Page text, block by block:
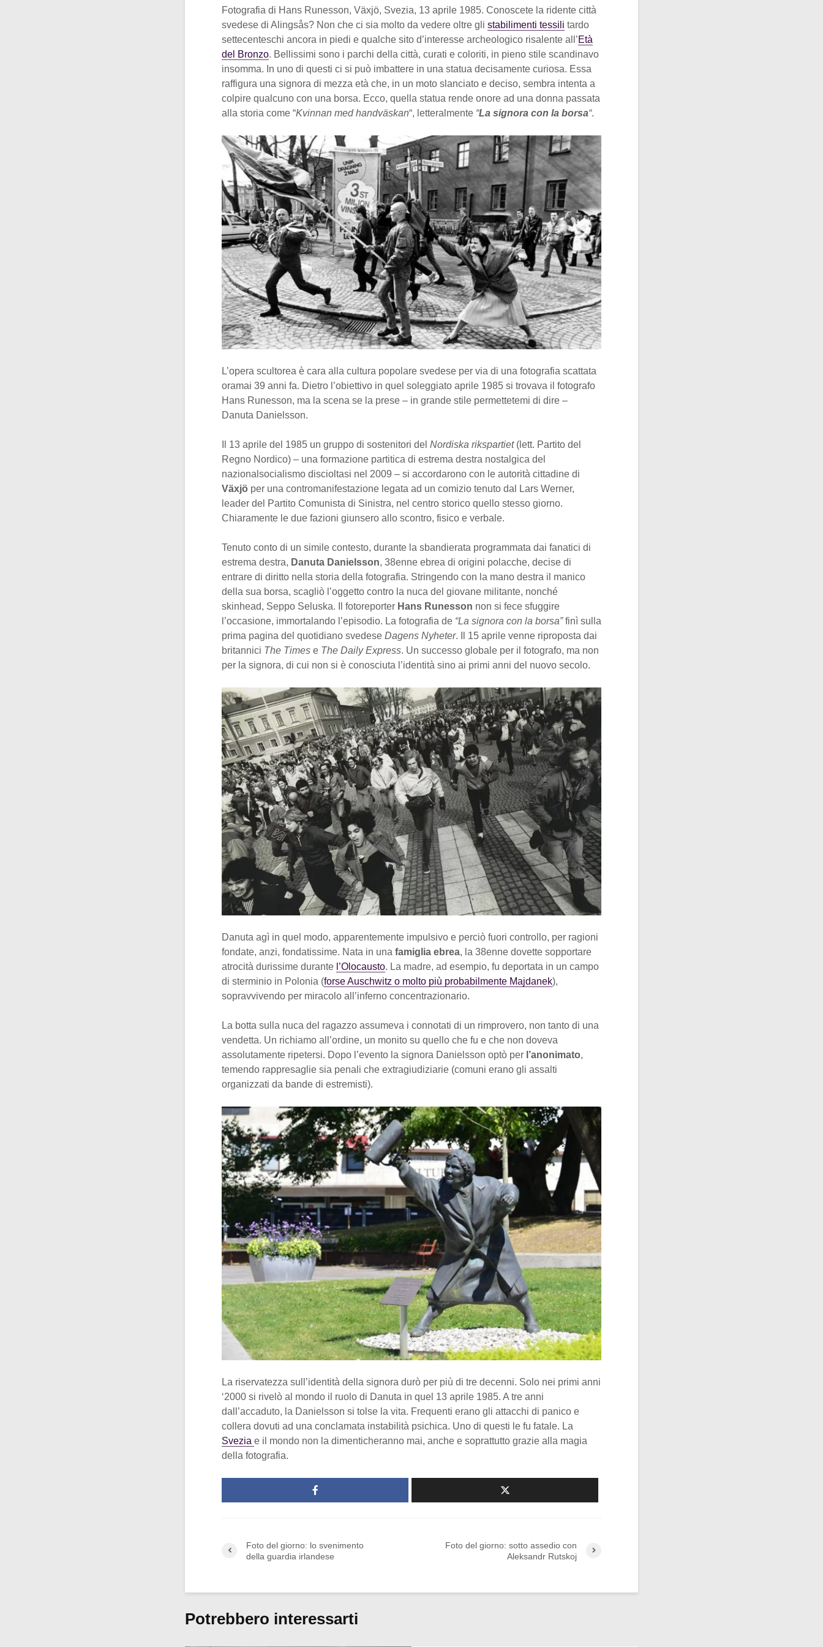
Fotografia di Hans Runesson, Växjö, Svezia, 13 aprile 1985. Conoscete la ridente città
svedese di Alingsås? Non che ci sia molto da vedere oltre gli stabilimenti tessili tardo
settecenteschi ancora in piedi e qualche sito d’interesse archeologico risalente all’Età
del Bronzo. Bellissimi sono i parchi della città, curati e coloriti, in pieno stile scandinavo
insomma. In uno di questi ci si può imbattere in una statua decisamente curiosa. Essa
raffigura una signora di mezza età che, in un moto slanciato e deciso, sembra intenta a
colpire qualcuno con una borsa. Ecco, quella statua rende onore ad una donna passata
alla storia come “Kvinnan med handväskan“, letteralmente “La signora con la borsa“.
L’opera scultorea è cara alla cultura popolare svedese per via di una fotografia scattata
oramai 39 anni fa. Dietro l’obiettivo in quel soleggiato aprile 1985 si trovava il fotografo
Hans Runesson, ma la scena se la prese – in grande stile permettetemi di dire –
Danuta Danielsson.
Il 13 aprile del 1985 un gruppo di sostenitori del Nordiska rikspartiet(lett. Partito del
Regno Nordico) – una formazione partitica di estrema destra nostalgica del
nazionalsocialismo discioltasi nel 2009 – si accordarono con le autorità cittadine di
Växjö per una contromanifestazione legata ad un comizio tenuto dal Lars Werner,
leader del Partito Comunista di Sinistra, nel centro storico quello stesso giorno.
Chiaramente le due fazioni giunsero allo scontro, fisico e verbale.
Tenuto conto di un simile contesto, durante la sbandierata programmata dai fanatici di
estrema destra, Danuta Danielsson, 38enne ebrea di origini polacche, decise di
entrare di diritto nella storia della fotografia. Stringendo con la mano destra il manico
della sua borsa, scagliò l’oggetto contro la nuca del giovane militante, nonché
skinhead, Seppo Seluska. Il fotoreporter Hans Runesson non si fece sfuggire
l’occasione, immortalando l’episodio. La fotografia de “La signora con la borsa”finì sulla
prima pagina del quotidiano svedese Dagens Nyheter. Il 15 aprile venne riproposta dai
britannici The Times e The Daily Express. Un successo globale per il fotografo, ma non
per la signora, di cui non si è conosciuta l’identità sino ai primi anni del nuovo secolo.
Danuta agì in quel modo, apparentemente impulsivo e perciò fuori controllo, per ragioni
fondate, anzi, fondatissime. Nata in una famiglia ebrea, la 38enne dovette sopportare
atrocità durissime durante l’Olocausto. La madre, ad esempio, fu deportata in un campo
di sterminio in Polonia (forse Auschwitz o molto più probabilmente Majdanek),
sopravvivendo per miracolo all’inferno concentrazionario.
La botta sulla nuca del ragazzo assumeva i connotati di un rimprovero, non tanto di una
vendetta. Un richiamo all’ordine, un monito su quello che fu e che non doveva
assolutamente ripetersi. Dopo l’evento la signora Danielsson optò per l’anonimato,
temendo rappresaglie sia penali che extragiudiziarie (comuni erano gli assalti
organizzati da bande di estremisti).
La riservatezza sull’identità della signora durò per più di tre decenni. Solo nei primi anni
‘2000 si rivelò al mondo il ruolo di Danuta in quel 13 aprile 1985. A tre anni
dall’accaduto, la Danielsson si tolse la vita. Frequenti erano gli attacchi di panico e
collera dovuti ad una conclamata instabilità psichica. Uno di questi le fu fatale. La
Svezia e il mondo non la dimenticheranno mai, anche e soprattutto grazie alla magia
della fotografia.
Foto del giorno: lo svenimento
della guardia irlandese
Foto del giorno: sotto assedio con
Aleksandr Rutskoj
Potrebbero interessarti